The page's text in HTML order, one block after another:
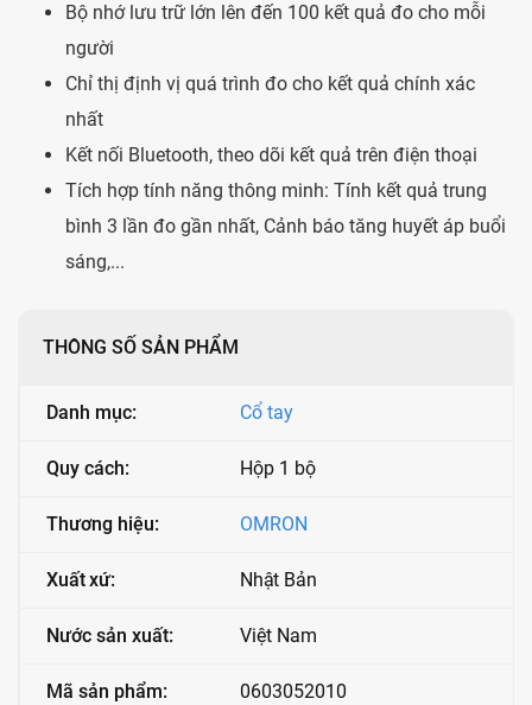
Bộ nhớ lưu trữ lớn lên đến 100 kết quả đo cho mỗi
người
Chỉ thị định vị quá trình đo cho kết quả chính xác
nhất
Kết nối Bluetooth, theo dõi kết quả trên điện thoại
Tích hợp tính năng thông minh: Tính kết quả trung
bình 3 lần đo gần nhất, Cảnh báo tăng huyết áp buổi
sáng,...
THÔNG SỐ SẢN PHẨM
Danh mục: Cổ tay
Quy cách: Hộp 1 bộ
Thương hiệu: OMRON
Xuất xứ: Nhật Bản
Nước sản xuất: Việt Nam
Mã sản phẩm: 0603052010